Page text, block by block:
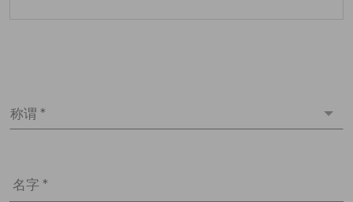
称谓 *
名字 *